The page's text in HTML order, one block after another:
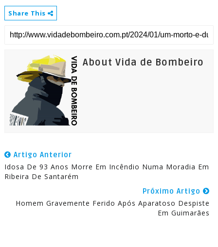
Share This
About Vida de Bombeiro
Artigo Anterior
Idosa De 93 Anos Morre Em Incêndio Numa Moradia Em
Ribeira De Santarém
Próximo Artigo
Homem Gravemente Ferido Após Aparatoso Despiste
Em Guimarães